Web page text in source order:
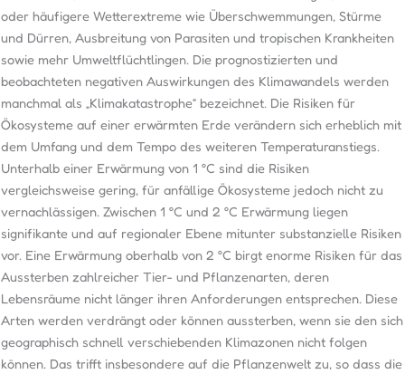
oder häufigere Wetterextreme wie Überschwemmungen, Stürme
und Dürren, Ausbreitung von Parasiten und tropischen Krankheiten
sowie mehr Umweltflüchtlingen. Die prognostizierten und
beobachteten negativen Auswirkungen des Klimawandels werden
manchmal als „Klimakatastrophe“ bezeichnet. Die Risiken für
Ökosysteme auf einer erwärmten Erde verändern sich erheblich mit
dem Umfang und dem Tempo des weiteren Temperaturanstiegs.
Unterhalb einer Erwärmung von 1 °C sind die Risiken
vergleichsweise gering, für anfällige Ökosysteme jedoch nicht zu
vernachlässigen. Zwischen 1 °C und 2 °C Erwärmung liegen
signifikante und auf regionaler Ebene mitunter substanzielle Risiken
vor. Eine Erwärmung oberhalb von 2 °C birgt enorme Risiken für das
Aussterben zahlreicher Tier- und Pflanzenarten, deren
Lebensräume nicht länger ihren Anforderungen entsprechen. Diese
Arten werden verdrängt oder können aussterben, wenn sie den sich
geographisch schnell verschiebenden Klimazonen nicht folgen
können. Das trifft insbesondere auf die Pflanzenwelt zu, so dass die